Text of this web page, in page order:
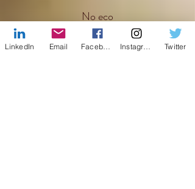
No eco
Do seu
Ser
LinkedIn Email Twitter